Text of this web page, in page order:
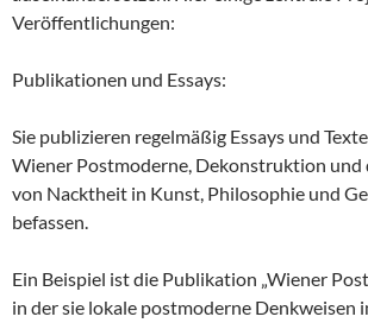
Veröffentlichungen:
Publikationen und Essays:
Sie publizieren regelmäßig Essays und
Wiener Postmoderne, Dekonstruktion
von Nacktheit in Kunst, Philosophie und
befassen.
Ein Beispiel ist die Publikation „Wiener
in der sie lokale postmoderne Denkweisen